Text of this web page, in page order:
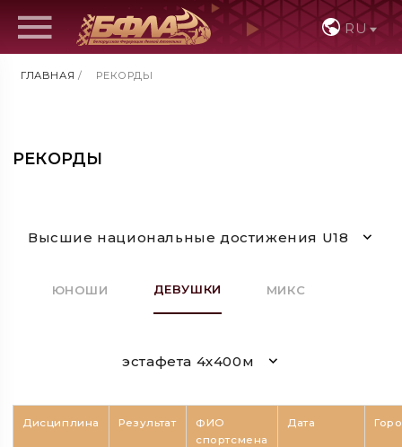
RU
ГЛАВНАЯ / РЕКОРДЫ
РЕКОРДЫ
Высшие национальные достижения U18
ЮНОШИ ДЕВУШКИ МИКС
эстафета 4х400м
Дисциплина Результат
ФИО
спортсмена
Дата